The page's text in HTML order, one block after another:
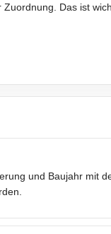
Das ist
und Baujahr mit